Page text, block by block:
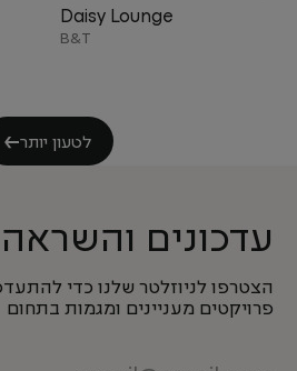
Daisy Lounge
B&T
לטעון יותר
עדכונים
הצטרפו לניוזלטר שלנו כדי
פרויקטים מעניינים ומגמות בתחום